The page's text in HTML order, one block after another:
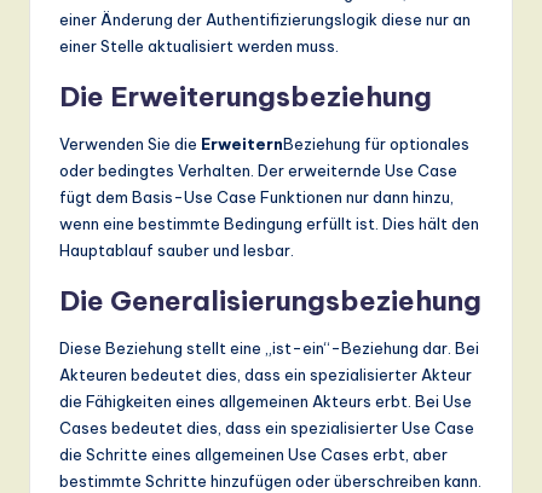
einer Änderung der Authentifizierungslogik diese nur an
einer Stelle aktualisiert werden muss.
Die Erweiterungsbeziehung
Verwenden Sie die ErweiternBeziehung für optionales
oder bedingtes Verhalten. Der erweiternde Use Case
fügt dem Basis-Use Case Funktionen nur dann hinzu,
wenn eine bestimmte Bedingung erfüllt ist. Dies hält den
Hauptablauf sauber und lesbar.
Die Generalisierungsbeziehung
Diese Beziehung stellt eine „ist-ein“-Beziehung dar. Bei
Akteuren bedeutet dies, dass ein spezialisierter Akteur
die Fähigkeiten eines allgemeinen Akteurs erbt. Bei Use
Cases bedeutet dies, dass ein spezialisierter Use Case
die Schritte eines allgemeinen Use Cases erbt, aber
bestimmte Schritte hinzufügen oder überschreiben kann.